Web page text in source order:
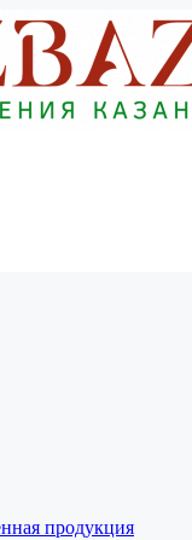
продукция